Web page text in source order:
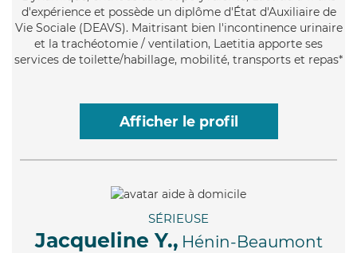
d'expérience et possède un diplôme d'État d'Auxiliaire de
Vie Sociale (DEAVS). Maitrisant bien l'incontinence urinaire
et la trachéotomie / ventilation, Laetitia apporte ses
services de toilette/habillage, mobilité, transports et repas*
Afficher le profil
SÉRIEUSE
Jacqueline Y., Hénin-Beaumont